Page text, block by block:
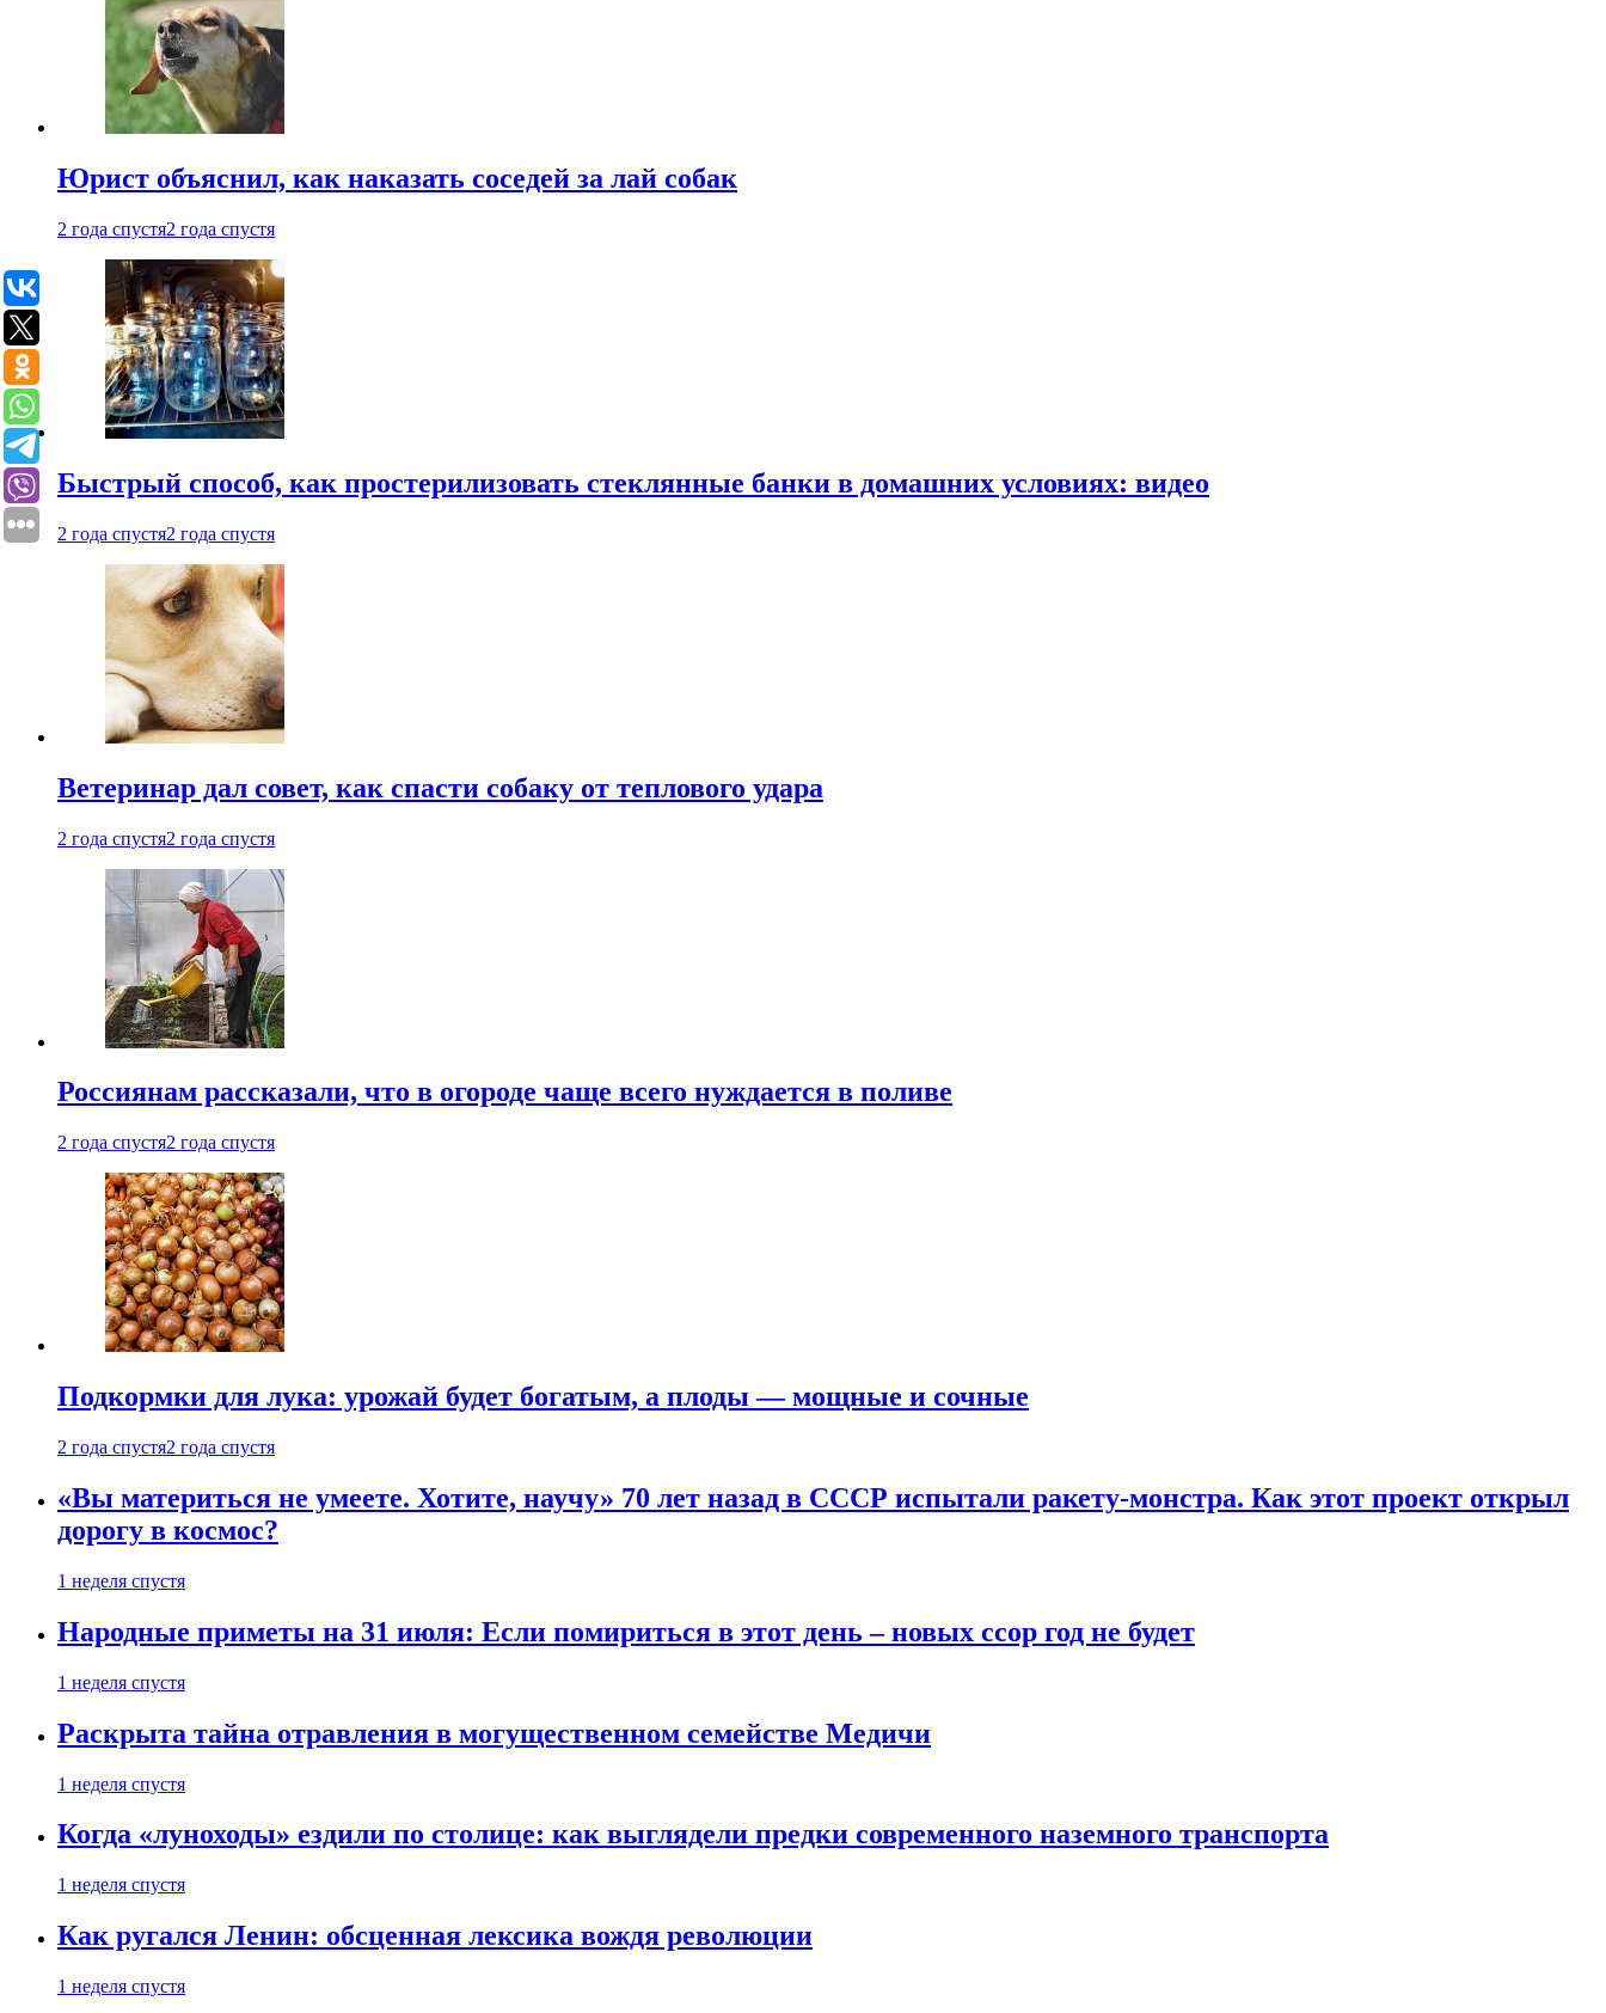
Юрист объяснил, как наказать соседей за лай собак
2 года спустя2 года спустя
Быстрый способ, как простерилизовать стеклянные банки в домашних условиях: видео
2 года спустя2 года спустя
Ветеринар дал совет, как спасти собаку от теплового удара
2 года спустя2 года спустя
Россиянам рассказали, что в огороде чаще всего нуждается в поливе
2 года спустя2 года спустя
Подкормки для лука: урожай будет богатым, а плоды — мощные и сочные
2 года спустя2 года спустя
«Вы материться не умеете. Хотите, научу» 70 лет назад в СССР испытали ракету-монстра. Как этот проект открыл
дорогу в космос?
1 неделя спустя
Народные приметы на 31 июля: Если помириться в этот день – новых ссор год не будет
1 неделя спустя
Раскрыта тайна отравления в могущественном семействе Медичи
1 неделя спустя
Когда «луноходы» ездили по столице: как выглядели предки современного наземного транспорта
1 неделя спустя
Как ругался Ленин: обсценная лексика вождя революции
1 неделя спустя